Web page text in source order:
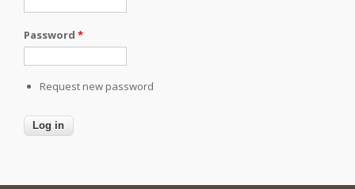
Password *
Request new password